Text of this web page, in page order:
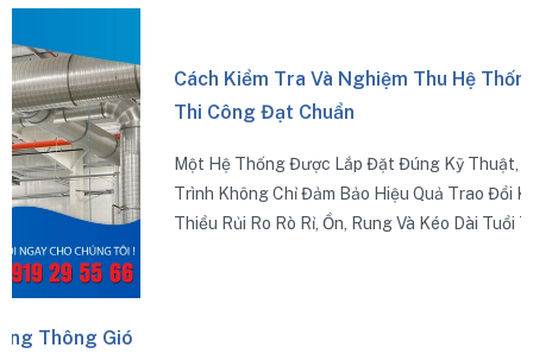
Cách Kiểm Tra Và Nghiệm Thu Hệ Thống Ống Gió